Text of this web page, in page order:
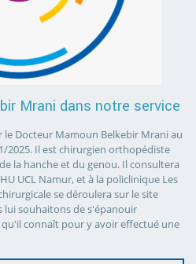
Mrani dans notre service
le Docteur Mamoun Belkebir Mrani au
2025. Il est chirurgien orthopédiste
la hanche et du genou. Il consultera
UCL Namur, et à la policlinique Les
se déroulera sur le site
lui souhaitons de s'épanouir
connaît pour y avoir effectué une